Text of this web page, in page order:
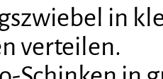
in
verteilen.